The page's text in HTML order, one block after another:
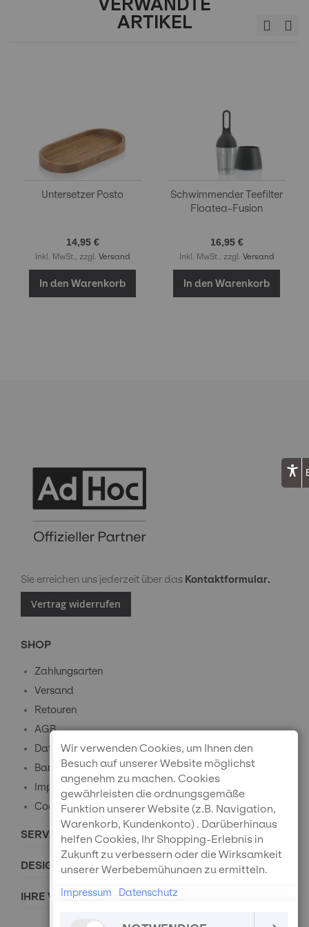
ARTIKEL
Untersetzer Posto
14,95 €
Inkl. MwSt., zzgl. Versand
In den Warenkorb
Schwimmender Teefilter
Floatea-Fusion
16,95 €
Inkl. MwSt., zzgl. Versand
In den Warenkorb
Sie erreichen uns jederzeit über das Kontaktformular.
Vertrag widerrufen
SHOP
Zahlungsarten
Versand
Retouren
AGB
Datenschutz
Barrierefreiheitserklärung
Impressum
Cookie-Einstellungen
SERVICE
DESIGNPREISE
IHRE VORTEILE
Wir verwenden Cookies, um Ihnen den
Besuch auf unserer Website möglichst
angenehm zu machen. Cookies
gewährleisten die ordnungsgemäße
Funktion unserer Website (z.B. Navigation,
Warenkorb, Kundenkonto) . Darüberhinaus
helfen Cookies, Ihr Shopping-Erlebnis in
Zukunft zu verbessern oder die Wirksamkeit
unserer Werbebemühungen zu ermitteln.
und Tracking mittels Google Analytics
besser verstehen, wie unsere Seite genutzt
Impressum Datenschutz